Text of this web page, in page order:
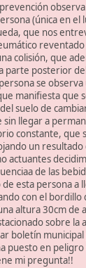
(única en el
que nos
reventado
colisión, que
parte posterior
se observa
manifiesta que
suelo de
llegar a
constante, que
un
actuantes
de las
esta persona a
con el bordillo
altura 30cm de
sobre la
boletín
puesto en peligro
mi pregunta!!